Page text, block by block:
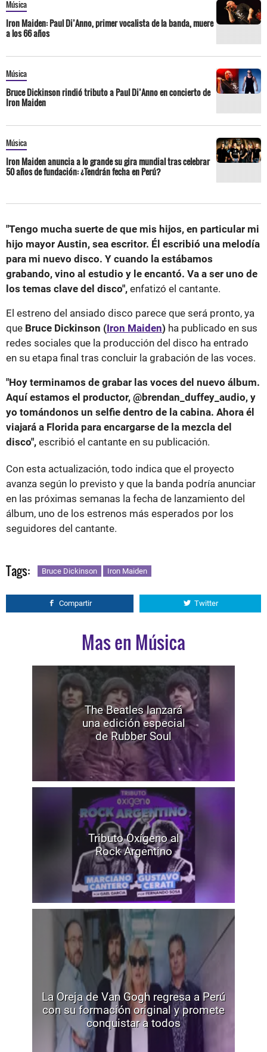
Música
Iron Maiden: Paul Di’Anno, primer vocalista de la banda, muere
a los 66 años
Música
Bruce Dickinson rindió tributo a Paul Di’Anno en concierto de
Iron Maiden
Música
Iron Maiden anuncia a lo grande su gira mundial tras celebrar
50 años de fundación: ¿Tendrán fecha en Perú?
"Tengo mucha suerte de que mis hijos, en particular mi
hijo mayor Austin, sea escritor. Él escribió una melodía
para mi nuevo disco. Y cuando la estábamos
grabando, vino al estudio y le encantó. Va a ser uno de
los temas clave del disco", enfatizó el cantante.
El estreno del ansiado disco parece que será pronto, ya
que Bruce Dickinson (Iron Maiden) ha publicado en sus
redes sociales que la producción del disco ha entrado
en su etapa final tras concluir la grabación de las voces.
"Hoy terminamos de grabar las voces del nuevo álbum.
Aquí estamos el productor, @brendan_duffey_audio, y
yo tomándonos un selfie dentro de la cabina. Ahora él
viajará a Florida para encargarse de la mezcla del
disco", escribió el cantante en su publicación.
Con esta actualización, todo indica que el proyecto
avanza según lo previsto y que la banda podría anunciar
en las próximas semanas la fecha de lanzamiento del
álbum, uno de los estrenos más esperados por los
seguidores del cantante.
Tags: Bruce Dickinson Iron Maiden
Compartir Twitter
Mas en Música
The Beatles lanzará
una edición especial
de Rubber Soul
Tributo Oxígeno al
Rock Argentino
La Oreja de Van Gogh regresa a Perú
con su formación original y promete
conquistar a todos